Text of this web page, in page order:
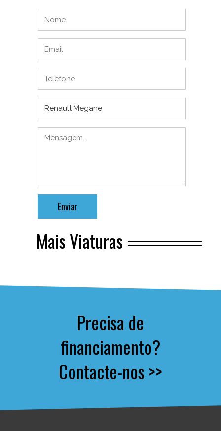
Mais Viaturas
Precisa de
financiamento?
Contacte-nos >>